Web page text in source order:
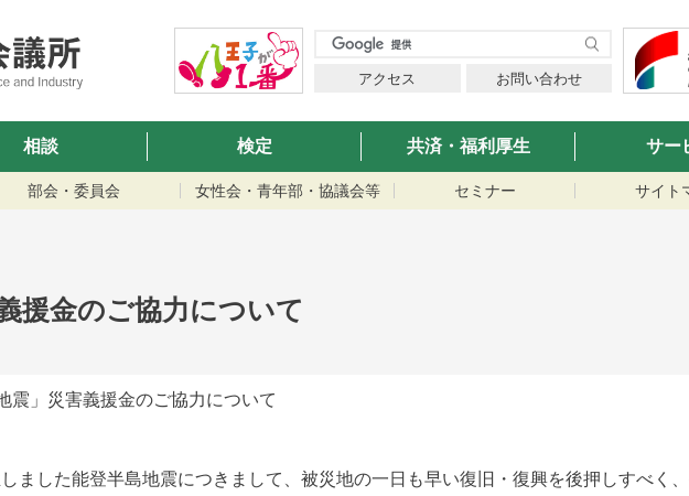
アクセス お問い合わせ
相談 検定 共済・福利厚生 サー
部会・委員会 女性会・青年部・協議会等 セミナー サイト
援金のご協力について
震」災害義援金のご協力について
ました能登半島地震につきまして、被災地の一日も早い復旧・復興を後押しすべく